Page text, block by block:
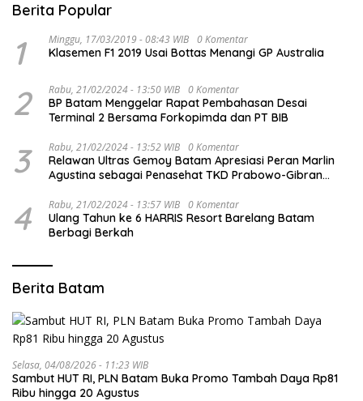
Berita Popular
1 Minggu, 17/03/2019 - 08:43 WIB 0 Komentar
Klasemen F1 2019 Usai Bottas Menangi GP Australia
2 Rabu, 21/02/2024 - 13:50 WIB 0 Komentar
BP Batam Menggelar Rapat Pembahasan Desai
Terminal 2 Bersama Forkopimda dan PT BIB
3 Rabu, 21/02/2024 - 13:52 WIB 0 Komentar
Relawan Ultras Gemoy Batam Apresiasi Peran Marlin
Agustina sebagai Penasehat TKD Prabowo-Gibran
4 Rabu, 21/02/2024 - 13:57 WIB 0 Komentar
Ulang Tahun ke 6 HARRIS Resort Barelang Batam
Berbagi Berkah
Berita Batam
Selasa, 04/08/2026 - 11:23 WIB
Sambut HUT RI, PLN Batam Buka Promo Tambah Daya Rp81
Ribu hingga 20 Agustus